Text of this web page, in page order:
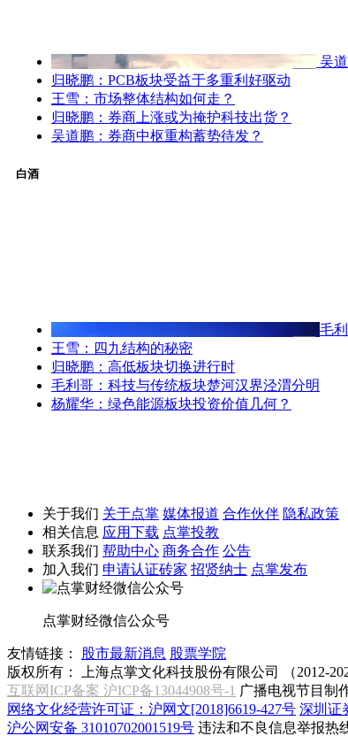
吴
归晓鹏：PCB板块受益于多重利好驱动
王雪：市场整体结构如何走？
归晓鹏：券商上涨或为掩护科技出货？
吴道鹏：券商中枢重构蓄势待发？
白酒
毛
王雪：四九结构的秘密
归晓鹏：高低板块切换进行时
毛利哥：科技与传统板块楚河汉界泾渭分明
杨耀华：绿色能源板块投资价值几何？
关于我们 关于点掌 媒体报道 合作伙伴 隐私政策
相关信息 应用下载 点掌投教
联系我们 帮助中心 商务合作 公告
加入我们 申请认证砖家 招贤纳士 点掌发布
点掌财经微信公众号
友情链接： 股市最新消息 股票学院
版权所有：
上海点掌文化科技股份有限公司 （2012-
互联网ICP备案 沪ICP备13044908号-1 广播电视节目制
网络文化经营许可证：沪网文[2018]6619-427号 深圳证
沪公网安备 31010702001519号 违法和不良信息举报热